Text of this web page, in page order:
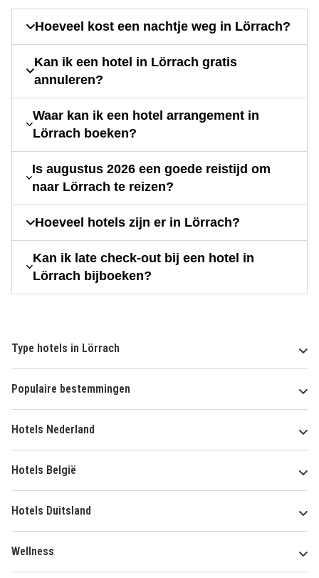
Hoeveel kost een nachtje weg in Lörrach?
Kan ik een hotel in Lörrach gratis
annuleren?
Waar kan ik een hotel arrangement in
Lörrach boeken?
Is augustus 2026 een goede reistijd om
naar Lörrach te reizen?
Hoeveel hotels zijn er in Lörrach?
Kan ik late check-out bij een hotel in
Lörrach bijboeken?
Type hotels in Lörrach
Populaire bestemmingen
Hotels Nederland
Hotels België
Hotels Duitsland
Wellness